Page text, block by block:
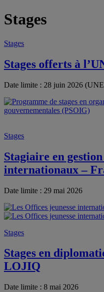
Stages
Stages
Stages offerts à
Date limite : 28 juin 2026
Stages
Stagiaire en
internationaux –
Date limite : 29 mai 2026
Stages
Stages en
LOJIQ
Date limite : 8 mai 2026